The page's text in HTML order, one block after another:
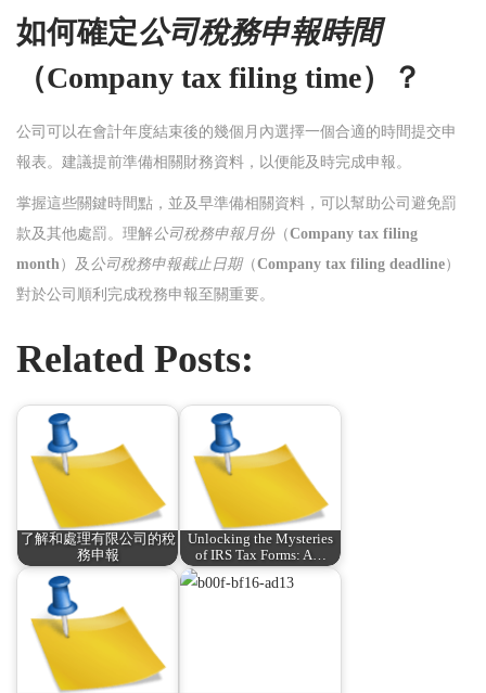
如何確定公司稅務申報時間
（Company tax filing time）？
公司可以在會計年度結束後的幾個月內選擇一個合適的時間提交申
報表。建議提前準備相關財務資料，以便能及時完成申報。
掌握這些關鍵時間點，並及早準備相關資料，可以幫助公司避免罰
款及其他處罰。理解公司稅務申報月份（Company tax filing
month）及 公司稅務申報截止日期（Company tax filing deadline）
對於公司順利完成稅務申報至關重要。
Related Posts:
了解和處理有限公司的稅
務申報
Unlocking the Mysteries
of IRS Tax Forms: A…